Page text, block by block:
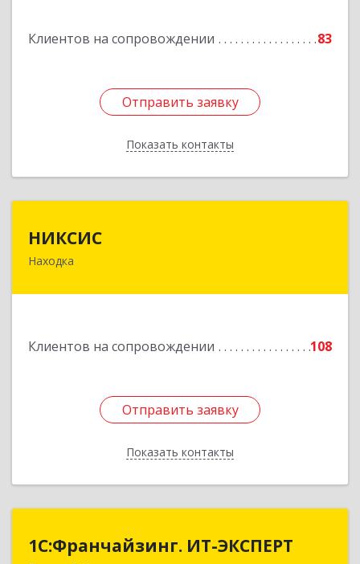
Клиентов на сопровождении 83
Отправить заявку
Показать контакты
Подробнее
Отправить заявку
Назад
НИКСИС
Находка
Клиентов на сопровождении 108
Отправить заявку
Показать контакты
Отправить заявку
Назад
1С:Франчайзинг. ИТ-ЭКСПЕРТ
1С:Франчайзинг. ИТ-ЭКСПЕРТ